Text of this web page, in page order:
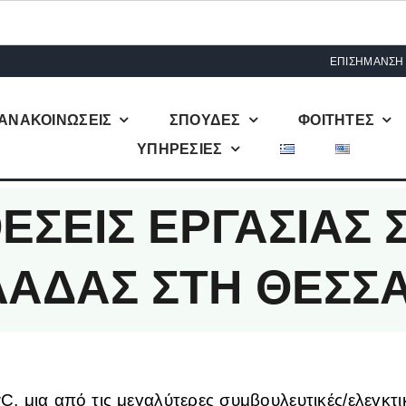
ΣΠΟΥΔΕΣ ΦΟΙΤΗΤΕΣ
ΥΠΗΡΕΣΙΕΣ
ΕΡΓΑΣΙΑΣ
ΣΤΗ
μια από τις μεγαλύτερες συμβουλευτικές/